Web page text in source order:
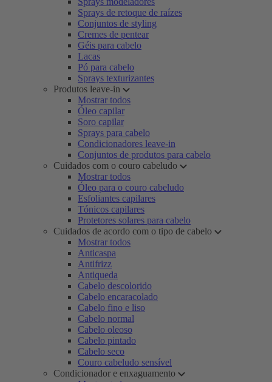
Sprays de retoque de raízes
Conjuntos de styling
Cremes de pentear
Géis para cabelo
Lacas
Pó para cabelo
Sprays texturizantes
Produtos leave-in
Mostrar todos
Óleo capilar
Soro capilar
Sprays para cabelo
Condicionadores leave-in
Conjuntos de produtos para cabelo
Cuidados com o couro cabeludo
Mostrar todos
Óleo para o couro cabeludo
Esfoliantes capilares
Tónicos capilares
Protetores solares para cabelo
Cuidados de acordo com o tipo de cabelo
Mostrar todos
Anticaspa
Antifrizz
Antiqueda
Cabelo descolorido
Cabelo encaracolado
Cabelo fino e liso
Cabelo normal
Cabelo oleoso
Cabelo pintado
Cabelo seco
Couro cabeludo sensível
Condicionador e enxaguamento